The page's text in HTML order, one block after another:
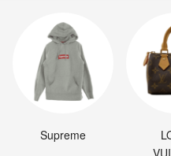
Supreme